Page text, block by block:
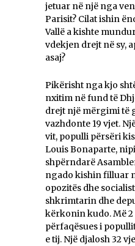
jetuar në një nga
Parisit? Cilat ishin
Vallë a kishte
vdekjen drejt në sy,
asaj?
Pikërisht nga kjo
nxitim në fund të
drejt një mërgimi të
vazhdonte 19 vjet.
vit, populli përsëri
Louis Bonaparte,
shpërndarë
ngado kishin filluar
opozitës dhe
shkrimtarin dhe
kërkonin kudo. Më 2
përfaqësues i
e tij. Një djalosh 32